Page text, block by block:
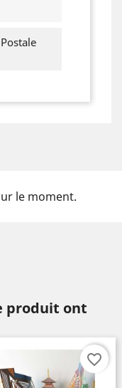
le moment.
produit ont
favorite_border